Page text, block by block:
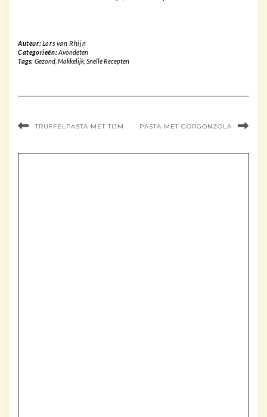
Auteur:Lars van Rhijn
Categorieën:Avondeten
Tags: Gezond, Makkelijk, Snelle Recepten
TRUFFELPASTA MET TIJM PASTA MET GORGONZOLA